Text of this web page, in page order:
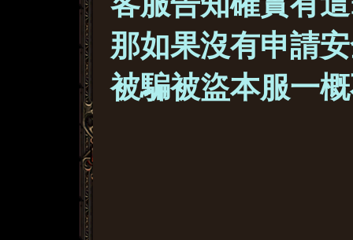
那如果沒有申請
被騙被盜本服一